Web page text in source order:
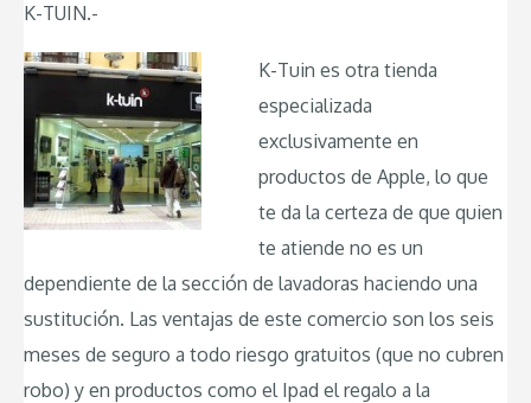
K-TUIN.-
K-Tuin es otra tienda
especializada
exclusivamente en
productos de Apple, lo que
te da la certeza de que quien
te atiende no es un
dependiente de la sección de lavadoras haciendo una
sustitución. Las ventajas de este comercio son los seis
meses de seguro a todo riesgo gratuitos (que no cubren
robo) y en productos como el Ipad el regalo a la